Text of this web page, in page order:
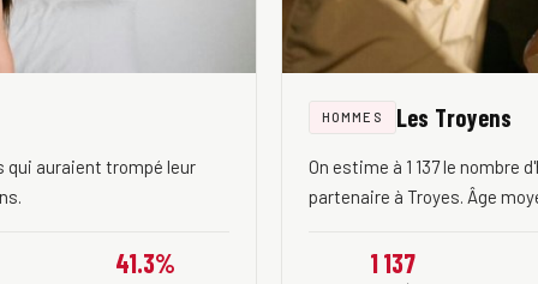
qui auraient trompé leur
41.3%
HOMMES Les Troyens
On estime à 1 137 le nombre
partenaire à Troyes. Âge
1 137